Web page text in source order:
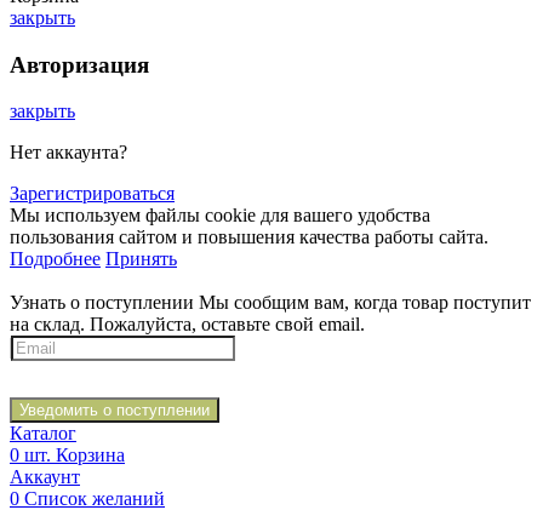
закрыть
Авторизация
закрыть
Нет аккаунта?
Зарегистрироваться
Мы используем файлы cookie для вашего удобства
пользования сайтом и повышения качества работы сайта.
Подробнее Принять
Узнать о поступлении Мы сообщим вам, когда товар поступит
на склад. Пожалуйста, оставьте свой email.
Уведомить о поступлении
Каталог
0 шт. Корзина
Аккаунт
0 Список желаний